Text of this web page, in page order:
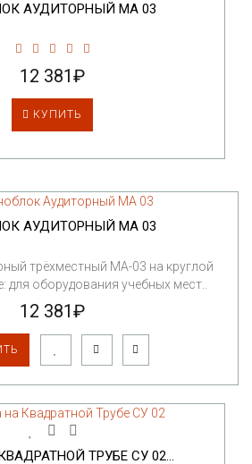
АУДИТОРНЫЙ МА 03
12 381₽
КУПИТЬ
АУДИТОРНЫЙ МА 03
трёхместный МА-03 на круглой
для оборудования учебных мест..
12 381₽
ТРУБЕ СУ 02...